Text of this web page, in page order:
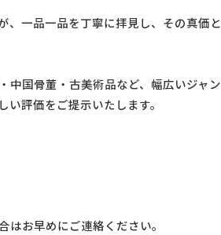
一品一品を丁寧に拝見し、その真価
国骨董・古美術品など、幅広いジャ
評価をご提示いたします。
お早めにご連絡ください。